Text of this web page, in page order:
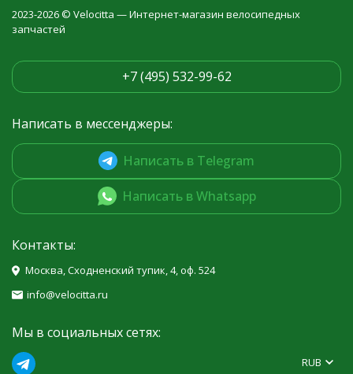
2023-2026 © Velocitta — Интернет-магазин велосипедных
запчастей
+7 (495) 532-99-62
Написать в мессенджеры:
Написать в Telegram
Написать в Whatsapp
Контакты:
Москва, Сходненский тупик, 4, оф. 524
info@velocitta.ru
Мы в социальных сетях:
RUB